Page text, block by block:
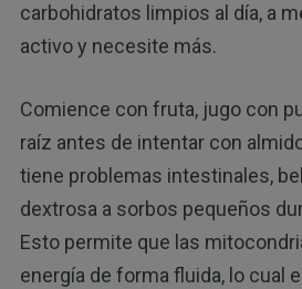
carbohidratos limpios al día, a
activo y necesite más.
Comience con fruta, jugo con
raíz antes de intentar con
tiene problemas intestinales,
dextrosa a sorbos pequeños
Esto permite que las
energía de forma fluida, lo cual